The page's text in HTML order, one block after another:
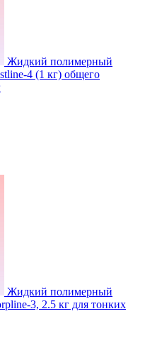
Жидкий полимерный
4 (1 кг) общего
Жидкий полимерный
3, 2.5 кг для тонких